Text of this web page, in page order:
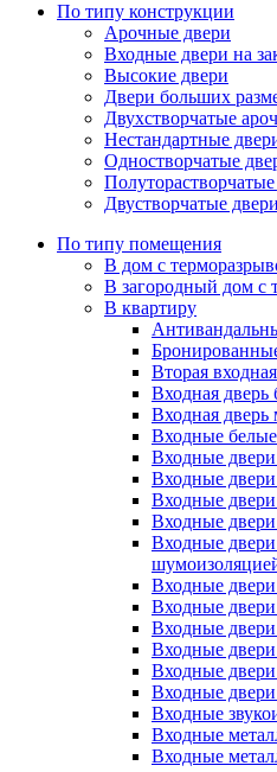
По типу конструкции
Арочные двери
Входные двери на
Высокие двери
Двери больших
Двухстворчатые
Нестандартные
Одностворчатые
Двустворчатые двери
По типу помещения
В дом с
В загородный дом с
В квартиру
Вторая
Входная дверь
Входная дверь
Входные
Входные
Входные
Входные
Входные
Входные
Входные
Входные
Входные
Входные
Входные
Входные
Входные
Входные
Входные